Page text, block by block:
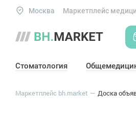
Москва Маркетплейс
Стоматология
Маркетплейс bh.market Доска